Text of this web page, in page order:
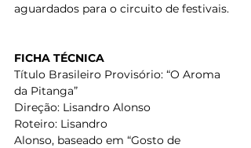
aguardados para o circuito de festivais.
FICHA TÉCNICA
Título Brasileiro Provisório: “O Aroma
da Pitanga”
Direção: Lisandro Alonso
Roteiro: Lisandro
Alonso, baseado em “Gosto de